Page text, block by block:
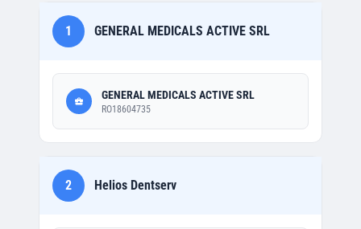
1 GENERAL MEDICALS ACTIVE SRL
GENERAL MEDICALS ACTIVE SRL
RO18604735
2 Helios Dentserv